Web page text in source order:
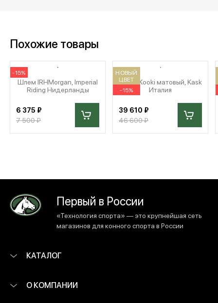
Похожие товары
-15%
Шлем IRHMorgan, Imperial
Riding Нидерланды
6 375 ₽
7 500 ₽
НОВЫЙ
ЦВЕТ
-15%
Шлем Kooki матовый, Kask
Италия
39 610 ₽
46 600 ₽
Первый в России
«Технология спорта» — это крупнейшая сеть
магазинов для конного спорта в России
КАТАЛОГ
О КОМПАНИИ